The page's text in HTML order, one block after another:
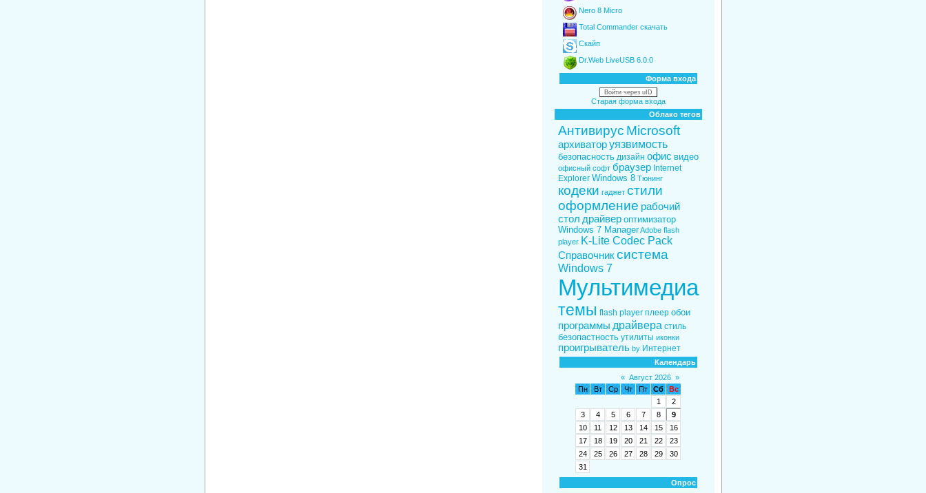
Nero 8 Micro
Total Commander скачать
Скайп
Dr.Web LiveUSB 6.0.0
Форма входа
Войти через uID
Старая форма входа
Облако тегов
Антивирус Microsoft
архиватор уязвимость
безопасность дизайн офис видео
офисный софт браузер Internet
Explorer Windows 8 Тюнинг
кодеки гаджет стили
оформление рабочий
стол драйвер оптимизатор
Windows 7 Manager Adobe flash
player K-Lite Codec Pack
Справочник система
Windows 7
Мультимедиа
темы flash player плеер обои
программы драйвера стиль
безопастность утилиты иконки
проигрыватель by Интернет
Календарь
« Август 2026 »
Пн
Вт Ср Чт Пт Сб
Вс
1
2
3
4 5 6 7 8
9
10
11 12 13 14 15
16
17
18 19 20 21 22
23
24
25 26 27 28 29
30
31
Опрос